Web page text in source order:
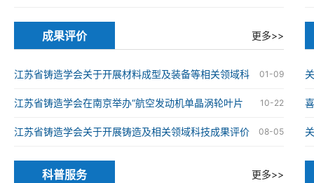
竞赛的通知
成果评价 更多>>
01-09
江苏省铸造学会关于开展材料成型及装备等相关领域科
技成果评价工作的通知 10-22
江苏省铸造学会在南京举办“航空发动机单晶涡轮叶片
仿生结构设计与精准制造技术”科技成果评价会 08-05
江苏省铸造学会关于开展铸造及相关领域科技成果评价
工作的通知
科普服务 更多>>